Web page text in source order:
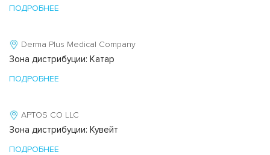
ПОДРОБНЕЕ
Derma Plus Medical Company
Зона дистрибуции: Катар
ПОДРОБНЕЕ
APTOS CO LLC
Зона дистрибуции: Кувейт
ПОДРОБНЕЕ